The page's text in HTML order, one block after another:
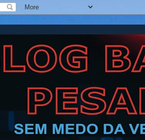
Barra Pesada